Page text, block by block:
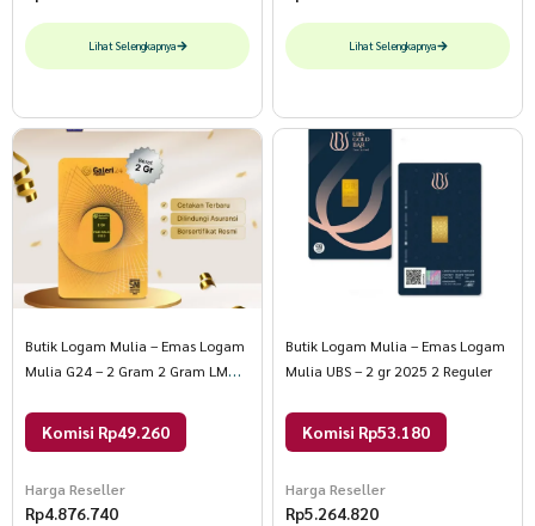
Lihat Selengkapnya Lihat Selengkapnya
Butik Logam Mulia – Emas Logam
Mulia G24 – 2 Gram 2 Gram LM
Komisi Rp49.260
Harga Reseller
Rp4.876.740
Butik Logam Mulia – Emas Logam
Mulia UBS – 2 gr 2025 2 Reguler
Komisi Rp53.180
Harga Reseller
Rp5.264.820